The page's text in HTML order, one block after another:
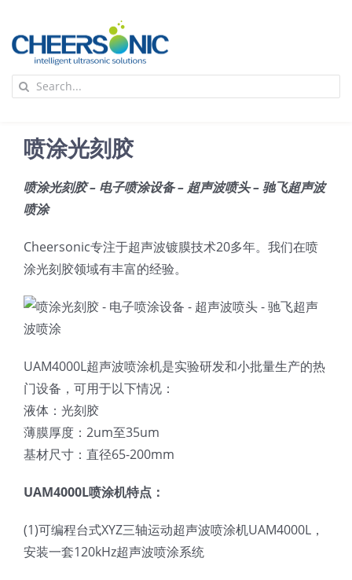
content
应用
超声波设备
技术及原理
氢能技术科普
光伏技术科普
锂电技术科普
医疗器械技术科普
联系我们
中文
Search
喷涂光刻胶
喷涂光刻胶 – 电子喷涂设备 – 超声波喷头 – 驰飞超声波
喷涂
Cheersonic专注于超声波镀膜技术20多年。我们在喷
涂光刻胶领域有丰富的经验。
UAM4000L超声波喷涂机是实验研发和小批量生产的热
门设备，可用于以下情况：
液体：光刻胶
薄膜厚度：2um至35um
基材尺寸：直径65-200mm
UAM4000L喷涂机特点：
(1)可编程台式XYZ三轴运动超声波喷涂机UAM4000L，
安装一套120kHz超声波喷涂系统